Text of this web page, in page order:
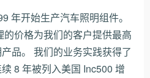
年开始生产汽车照明组件。
价格为我们的客户提供最高
品。 我们的业务实践获得了
8 年被列入美国 Inc500 增